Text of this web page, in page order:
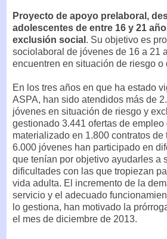
Proyecto de apoyo prelaboral,
adolescentes de entre 16 y 21
exclusión social . Su objetivo es
sociolaboral de jóvenes de 16 a 21
encuentren en situación de riesgo
En los tres años en que ha estado
ASPA, han sido atendidos más de
jóvenes en situación de riesgo y
gestionado 3.441 ofertas de empleo
materializado en 1.800 contratos de
6.000 jóvenes han participado en
que tenían por objetivo ayudarles a
dificultades con las que tropiezan
vida adulta. El incremento de la
servicio y el adecuado
lo gestiona, han motivado la
el mes de diciembre de 2013.